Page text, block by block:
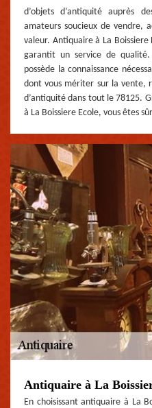
d’objets d’antiquité auprès
amateurs soucieux de vendre,
valeur. Antiquaire à La
garantit un service de
possède la connaissance
dont vous mériter sur la vente,
d’antiquité dans tout le 78125.
à La Boissiere Ecole, vous êtes
Antiquaire à La
En choisissant antiquaire à La